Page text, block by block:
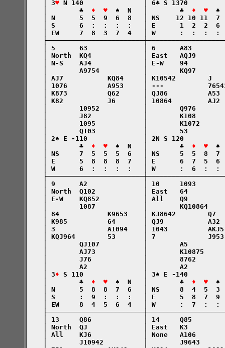
    │ 3
♥ N 140               │ 6♣ S 1370
    │        ♣
♦  ♥
  ♠  N   │        ♣
♦  ♥
♠
│ N      5  5  9  6  8   │ NS    12 10 11
│ S      6  :  :  :  :   │ E      1  2  2
│ EW     7  8  3  7  4   │ W      :  :  :
│ 5      63              │ 6      A83
│ North  KQ4             │ East   AQJ9
│ N-S    AJ4             │ E-W    94
│        A9754           │        KQ97
│ AJ7           KQ84     │ K10542        J
│ 1076          A953     │ ---
│ K873          Q62      │ QJ86
│ K82           J6       │ 10864
│        10952           │        Q976
│        J82             │        K108
│        1095            │        K1072
│        Q103            │        53
│ 2♠ E -110              │ 2N S 120
    │        ♣
♦  ♥
  ♠  N   │        ♣
♦  ♥
♠
│ NS     7  5  5  5  6   │ NS     5  5  8
│ E      5  8  8  8  7   │ E      6  7  5
│ W      6  :  :  :  :   │ W      :  6  :
│ 9      A2              │ 10     1093
│ North  Q102            │ East   64
│ E-W    KQ852           │ All    Q9
│        1087            │        KQ10864
│ 84            K9653    │ KJ8642        Q7
│ K985          64       │ QJ9
│ 3             A1094    │ 1043
│ KQJ964        53       │ 7
│        QJ107           │        A5
│        AJ73            │        K10875
│        J76             │        8762
│        A2              │        A2
    │ 3
♦ S 110               │ 3♠ E -140
    │        ♣
♦  ♥
  ♠  N   │        ♣
♦  ♥
♠
│ N      5  8  8  7  6   │ NS     8  4  5
│ S      :  9  :  :  :   │ E      5  8  7
│ EW     8  4  5  6  4   │ W      :  7  :
│ 13     Q86             │ 14     Q85
│ North  QJ              │ East   K3
│ All    KJ6             │ None   A106
│        J10942          │        J9643